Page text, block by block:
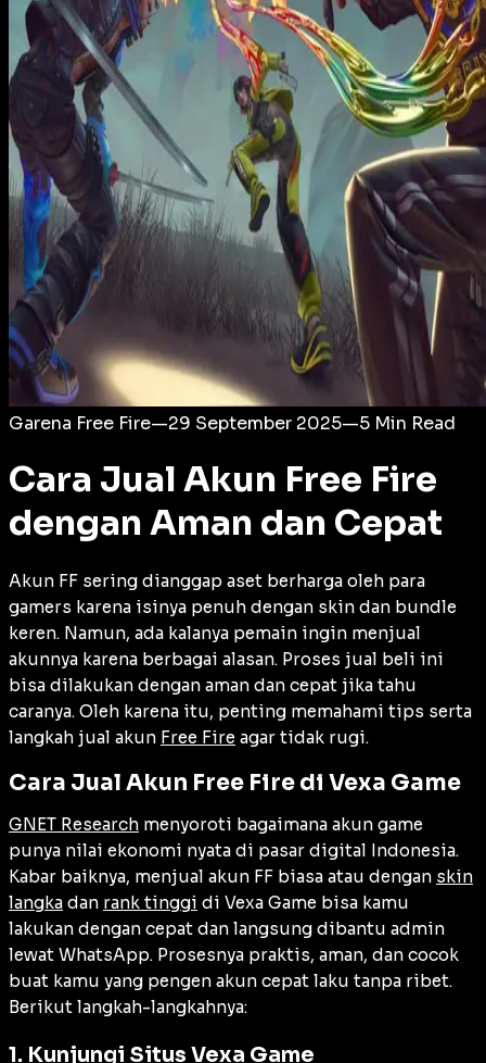
Login
Garena Free Fire—29 September 2025—5 Min Read
Cara Jual Akun Free Fire
dengan Aman dan Cepat
Akun FF sering dianggap aset berharga oleh para
gamers karena isinya penuh dengan skin dan bundle
keren. Namun, ada kalanya pemain ingin menjual
akunnya karena berbagai alasan. Proses jual beli ini
bisa dilakukan dengan aman dan cepat jika tahu
caranya. Oleh karena itu, penting memahami tips serta
langkah jual akun Free Fire agar tidak rugi.
Cara Jual Akun Free Fire di Vexa Game
GNET Research menyoroti bagaimana akun game
punya nilai ekonomi nyata di pasar digital Indonesia.
Kabar baiknya, menjual akun FF biasa atau dengan skin
langka dan rank tinggi di Vexa Game bisa kamu
lakukan dengan cepat dan langsung dibantu admin
lewat WhatsApp. Prosesnya praktis, aman, dan cocok
buat kamu yang pengen akun cepat laku tanpa ribet.
Berikut langkah-langkahnya:
1. Kunjungi Situs Vexa Game